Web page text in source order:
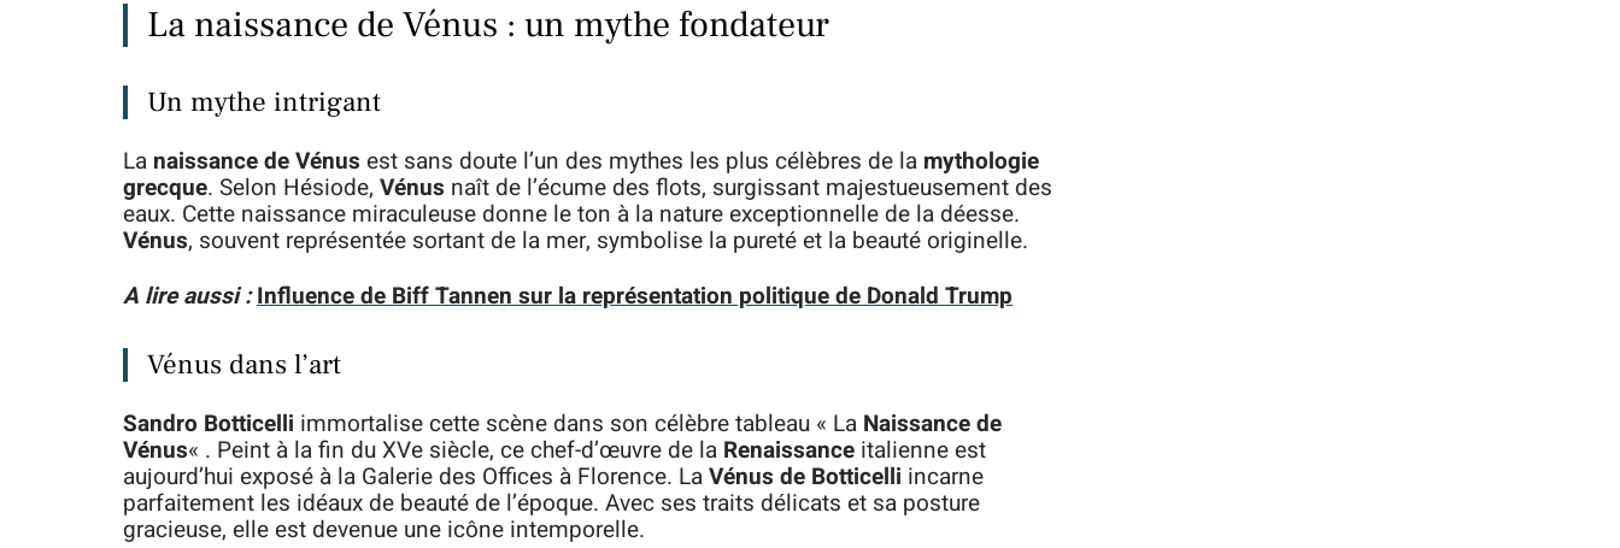
La naissance de Vénus : un mythe fondateur
Un mythe intrigant
La naissance de Vénus est sans doute l’un des mythes les plus célèbres de la mythologie
grecque. Selon Hésiode, Vénus naît de l’écume des flots, surgissant majestueusement des
eaux. Cette naissance miraculeuse donne le ton à la nature exceptionnelle de la déesse.
Vénus, souvent représentée sortant de la mer, symbolise la pureté et la beauté originelle.
A lire aussi :Influence de Biff Tannen sur la représentation politique de Donald Trump
Vénus dans l’art
Sandro Botticelli immortalise cette scène dans son célèbre tableau « La Naissance de
Vénus« . Peint à la fin du XVe siècle, ce chef-d’œuvre de la Renaissance italienne est
aujourd’hui exposé à la Galerie des Offices à Florence. LaVénus de Botticelli incarne
parfaitement les idéaux de beauté de l’époque. Avec ses traits délicats et sa posture
gracieuse, elle est devenue une icône intemporelle.